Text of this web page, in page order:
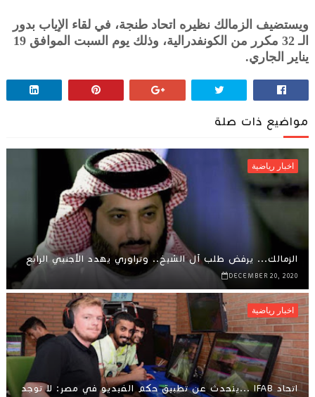
ويستضيف الزمالك نظيره اتحاد طنجة، في لقاء الإياب بدور
الـ 32 مكرر من الكونفدرالية، وذلك يوم السبت الموافق 19
يناير الجاري.
مواضيع ذات صلة
اخبار رياضية
الزمالك... يرفض طلب آل الشيخ.. وتراوري يهدد الأجنبي الرابع
DECEMBER 20, 2020
اخبار رياضية
اتحاد IFAB ...يتحدث عن تطبيق حكم الفيديو في مصر: لا توجد